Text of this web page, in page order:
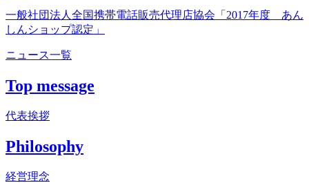
一般社団法人全国携帯電話販売代理店協会「2017年度 あん
しんショップ認定」
ニュース一覧
Top message
代表挨拶
Philosophy
経営理念